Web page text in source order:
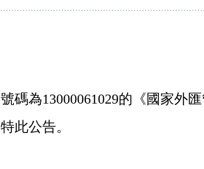
號碼為13000061029的《國家外
特此公告。